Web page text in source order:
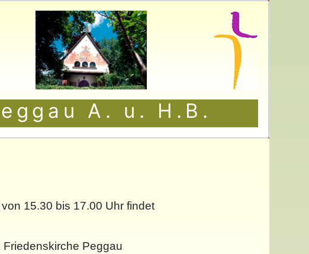
A. u. H.B.
15.30 bis 17.00 Uhr findet
Peggau